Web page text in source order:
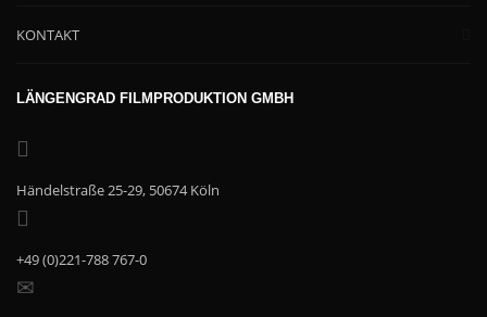
KONTAKT
LÄNGENGRAD FILMPRODUKTION GMBH
Händelstraße 25-29, 50674 Köln
+49 (0)221-788 767-0